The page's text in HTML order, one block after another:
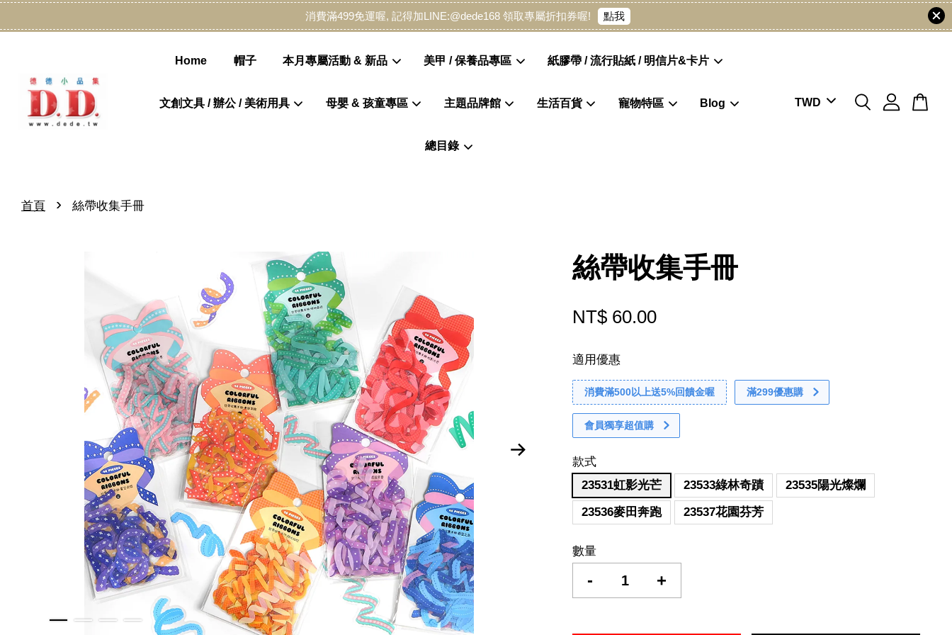
消費滿499免運喔, 記得加LINE:@dede168 領取專屬折扣券喔! 點我
Home 帽子 本月專屬活動 & 新品 美甲 / 保養品專區 紙膠帶 / 流行貼紙 / 明信片&卡片
文創文具 / 辦公 / 美術用具 母嬰 & 孩童專區 主題品牌館 生活百貨 寵物特區 Blog
總目錄
首頁 › 絲帶收集手冊
絲帶收集手冊
NT$ 60.00
適用優惠
消費滿500以上送5%回饋金喔 滿299優惠購
會員獨享超值購
款式
23531虹影光芒
23533綠林奇蹟
23535陽光燦爛
23536麥田奔跑
23537花園芬芳
數量
- +